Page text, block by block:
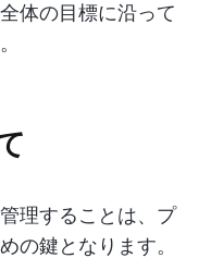
体の目標に沿って
理することは、プ
の鍵となります。